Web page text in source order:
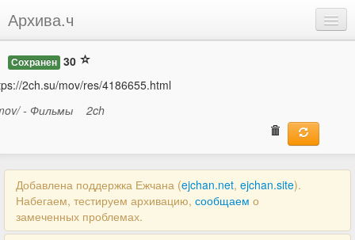
Архива.ч
Добавить
Войти
Сохранен 30
2ch.su/mov/res/4186655.html
- Фильмы
2ch
Добавлена поддержка Ежчана (ejchan.net, ejchan.site).
Набегаем, тестируем архивацию, сообщаем о
замеченных проблемах.